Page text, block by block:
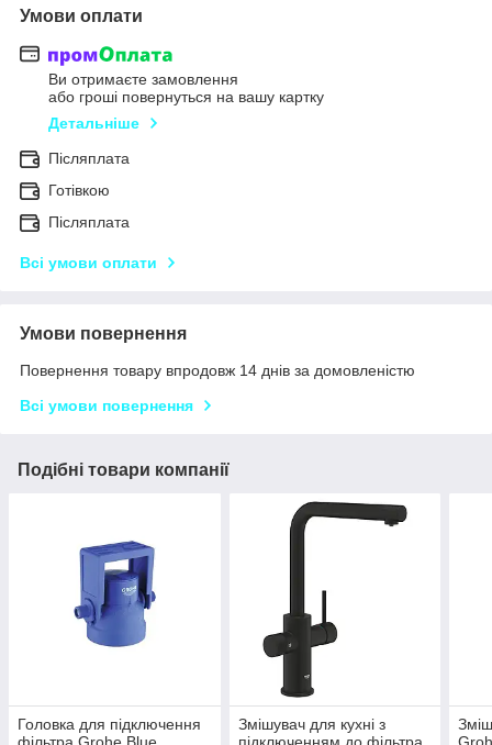
Умови оплати
Ви отримаєте замовлення
або гроші повернуться на вашу картку
Детальніше
Післяплата
Готівкою
Післяплата
Всі умови оплати
Умови повернення
Повернення товару впродовж 14 днів за домовленістю
Всі умови повернення
Подібні товари компанії
Головка для підключення
Змішувач для кухні з